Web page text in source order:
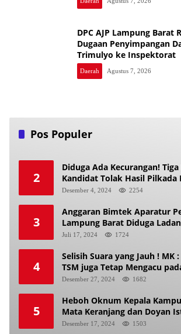
DPC AJP Lampung Barat
Dugaan Penyimpangan
Trimulyo ke Inspektorat
Daerah Agustus 7, 2026
Pos Populer
2
Diduga Ada Kecurangan! Tiga
Kandidat Tolak Hasil Pilkada
Desember 4, 2024 2254
3
Anggaran Bimtek Aparatur
Lampung Barat Diduga
Makan Anak Istri
Juli 17, 2024 1724
4
Selisih Suara yang Jauh ! MK
TSM juga Tetap Mengacu
Keadilan Pemilu
Desember 27, 2024 1682
5
Heboh Oknum Kepala
Mata Keranjang dan Doyan
Desember 17, 2024 1503